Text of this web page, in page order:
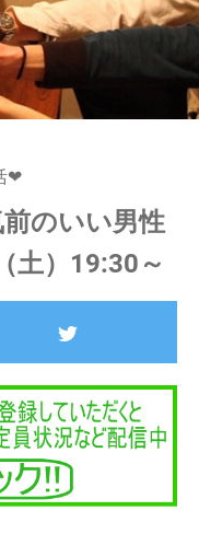
❤
のいい男性
）19:30～